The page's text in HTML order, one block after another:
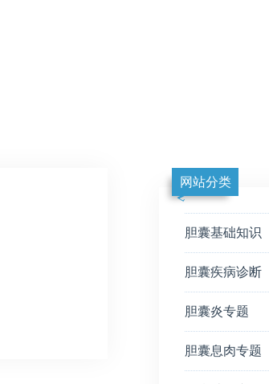
网站分类
胆囊基础知识
胆囊疾病诊断
胆囊炎专题
胆囊息肉专题